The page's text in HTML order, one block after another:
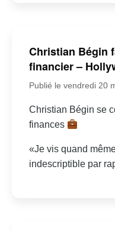
Christian Bégin
financier –
Publié le vendredi 20
Christian Bégin se
finances
«Je vis quand
indescriptible par